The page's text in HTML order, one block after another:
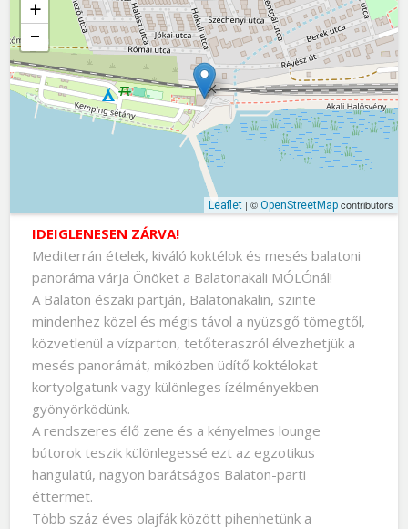
+
−
Leaflet| © OpenStreetMapcontributors
Akali PORT Josper & Grill (Balatonakali)
Révész u 37. , 8243
Balatonakali
IDEIGLENESEN ZÁRVA!
Mediterrán ételek, kiváló koktélok és mesés balatoni
panoráma várja Önöket a Balatonakali MÓLÓnál!
A Balaton északi partján, Balatonakalin, szinte
mindenhez közel és mégis távol a nyüzsgő tömegtől,
közvetlenül a vízparton, tetőteraszról élvezhetjük a
mesés panorámát, miközben üdítő koktélokat
kortyolgatunk vagy különleges ízélményekben
gyönyörködünk.
A rendszeres élő zene és a kényelmes lounge
bútorok teszik különlegessé ezt az egzotikus
hangulatú, nagyon barátságos Balaton-parti
éttermet.
Több száz éves olajfák között pihenhetünk a